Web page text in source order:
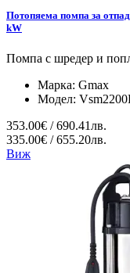
Потопяема помпа за
kW
Помпа с шредер и
Марка: Gmax
Модел:
353.00€ / 690.41лв.
335.00€ / 655.20лв.
Виж